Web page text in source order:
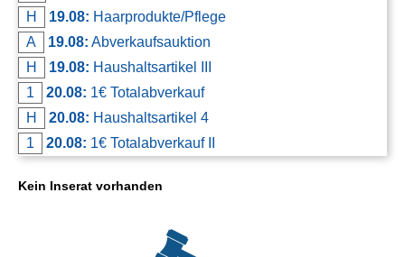
H
19.08: Haarprodukte/Pflege
A
19.08: Abverkaufsauktion
H
19.08: Haushaltsartikel III
1
20.08: 1€ Totalabverkauf
H
20.08: Haushaltsartikel 4
1
20.08: 1€ Totalabverkauf II
Kein Inserat vorhanden